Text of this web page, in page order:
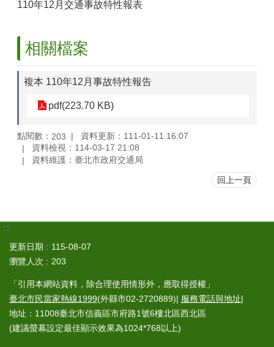
110年12月交通事故特性報表
相關檔案
複本 110年12月事故特性報告
pdf(223.70 KB)
點閱數： 203
資料更新：111-01-11 16:07
資料檢視：114-03-17 21:08
資料維護：臺北市政府交通局
回上一頁
:::
更新日期
115-08-07
瀏覽人次
203
「引用本網站資料，除合理使用情形外，應取得授權」
臺北市民當家熱線1999(外縣市02-2720889)| 服務電話與地址|
地址：11008臺北市信義區市府路1號6樓北區西北區
(建議螢幕設定最佳顯示效果為1024*768以上)